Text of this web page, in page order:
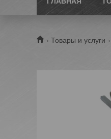
Товары и услуги